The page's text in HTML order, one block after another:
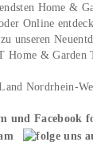
Home &
Online
unseren
Home & Garden
Nordrhein-
und Facebook